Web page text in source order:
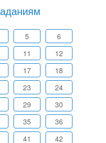
5
6
11
12
17
18
23
24
29
30
35
36
41 42